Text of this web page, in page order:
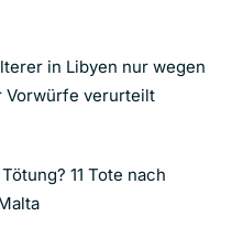
in Libyen nur wegen
Vorwürfe verurteilt
11 Tote nach